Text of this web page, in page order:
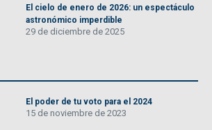
El cielo de enero de 2026: un espectáculo
astronómico imperdible
29 de diciembre de 2025
El poder de tu voto para el 2024
15 de noviembre de 2023